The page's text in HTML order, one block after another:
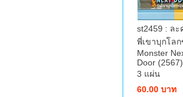
st2459 : ละ
พี่เขาบุกโล
Monster
Door
3 แผ่น
60.00 บาท